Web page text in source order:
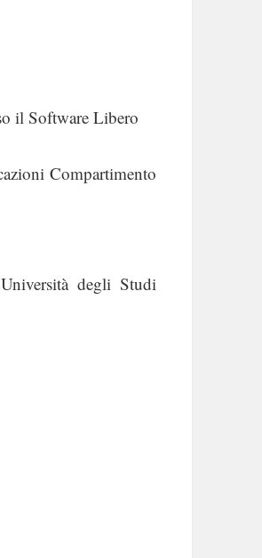
il Software Libero
Compartimento
degli Studi